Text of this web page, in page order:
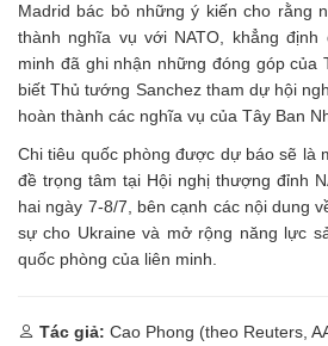
Madrid bác bỏ những ý kiến cho rằng
thành nghĩa vụ với NATO, khẳng định
minh đã ghi nhận những đóng góp của
biết Thủ tướng Sanchez tham dự hội
hoàn thành các nghĩa vụ của Tây Ban
Chi tiêu quốc phòng được dự báo sẽ là
đề trọng tâm tại Hội nghị thượng đỉnh
hai ngày 7-8/7, bên cạnh các nội dung
sự cho Ukraine và mở rộng năng lực
quốc phòng của liên minh.
Tác giả: Cao Phong (theo Reuters,